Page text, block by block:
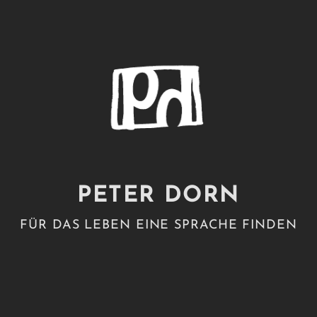
PETER DORN
FÜR DAS LEBEN EINE SPRACHE FINDEN